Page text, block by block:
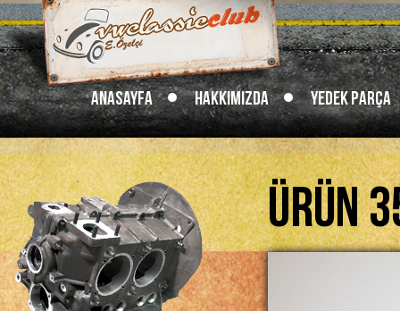
Anasayfa Hakkımızda Yedek Parça
Ürün